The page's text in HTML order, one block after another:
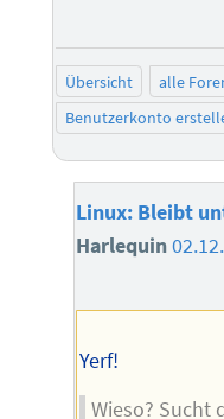
Übersicht alle
Benutzerkonto
Linux: Bleibt
Harlequin
Yerf!
Wieso? Sucht